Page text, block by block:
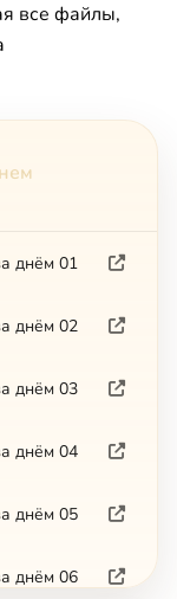
все файлы,
днём 01
днём 02
днём 03
днём 04
днём 05
днём 06